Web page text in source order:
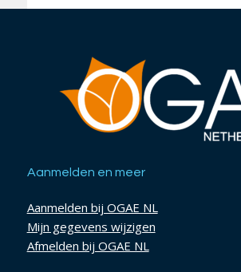
Aanmelden en meer
Aanmelden bij OGAE NL
Mijn gegevens wijzigen
Afmelden bij OGAE NL